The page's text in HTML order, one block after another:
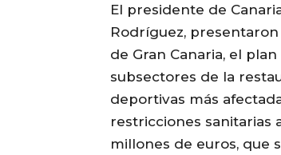
El presidente de
Rodríguez,
de Gran Canaria, el
subsectores de la
deportivas más
restricciones sanitarias
millones de euros, que